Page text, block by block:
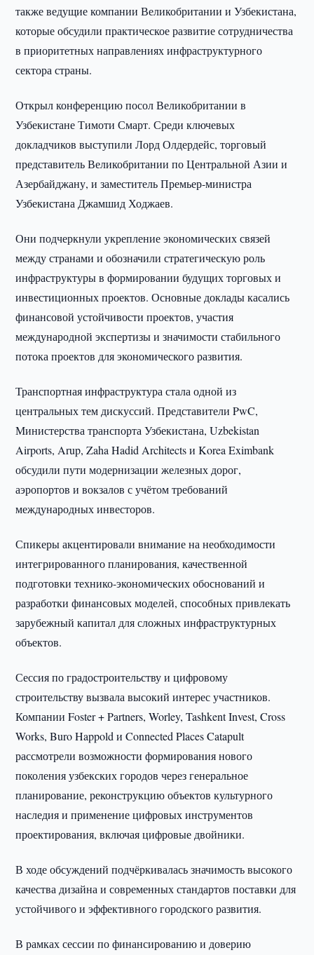
также ведущие компании Великобритании и Узбекистана,
которые обсудили практическое развитие сотрудничества
в приоритетных направлениях инфраструктурного
сектора страны.
Открыл конференцию посол Великобритании в
Узбекистане Тимоти Смарт. Среди ключевых
докладчиков выступили Лорд Олдердейс, торговый
представитель Великобритании по Центральной Азии и
Азербайджану, и заместитель Премьер-министра
Узбекистана Джамшид Ходжаев.
Они подчеркнули укрепление экономических связей
между странами и обозначили стратегическую роль
инфраструктуры в формировании будущих торговых и
инвестиционных проектов. Основные доклады касались
финансовой устойчивости проектов, участия
международной экспертизы и значимости стабильного
потока проектов для экономического развития.
Транспортная инфраструктура стала одной из
центральных тем дискуссий. Представители PwC,
Министерства транспорта Узбекистана, Uzbekistan
Airports, Arup, Zaha Hadid Architects и Korea Eximbank
обсудили пути модернизации железных дорог,
аэропортов и вокзалов с учётом требований
международных инвесторов.
Спикеры акцентировали внимание на необходимости
интегрированного планирования, качественной
подготовки технико-экономических обоснований и
разработки финансовых моделей, способных привлекать
зарубежный капитал для сложных инфраструктурных
объектов.
Сессия по градостроительству и цифровому
строительству вызвала высокий интерес участников.
Компании Foster + Partners, Worley, Tashkent Invest, Cross
Works, Buro Happold и Connected Places Catapult
рассмотрели возможности формирования нового
поколения узбекских городов через генеральное
планирование, реконструкцию объектов культурного
наследия и применение цифровых инструментов
проектирования, включая цифровые двойники.
В ходе обсуждений подчёркивалась значимость высокого
качества дизайна и современных стандартов поставки для
устойчивого и эффективного городского развития.
В рамках сессии по финансированию и доверию